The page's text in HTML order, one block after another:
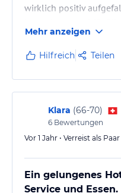
wirklich positiv
Waschtrasse und viele
Mehr anzeigen
Hilfreich Teilen
Klara (66-70)
6 Bewertungen
Vor 1 Jahr • Verreist als
Ein gelungenes
Service und Essen.